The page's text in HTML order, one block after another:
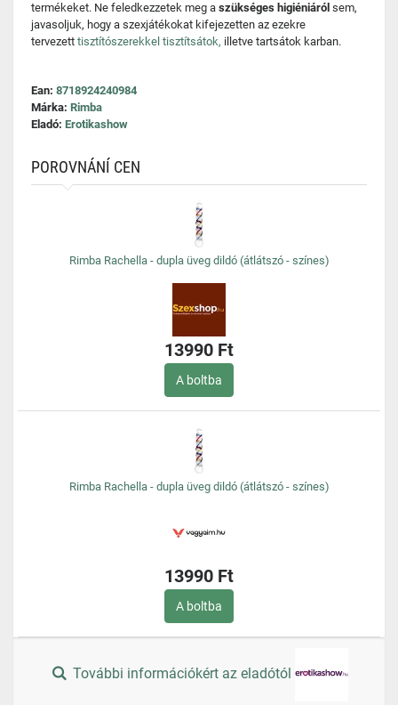
termékeket. Ne feledkezzetek meg a szükséges higiéniáról sem,
javasoljuk, hogy a szexjátékokat kifejezetten az ezekre
tervezett tisztítószerekkel tisztítsátok, illetve tartsátok karban.
Ean: 8718924240984
Márka: Rimba
Eladó: Erotikashow
POROVNÁNÍ CEN
Rimba Rachella - dupla üveg dildó (átlátszó - színes)
13990 Ft
A boltba
Rimba Rachella - dupla üveg dildó (átlátszó - színes)
13990 Ft
A boltba
További információkért az eladótól